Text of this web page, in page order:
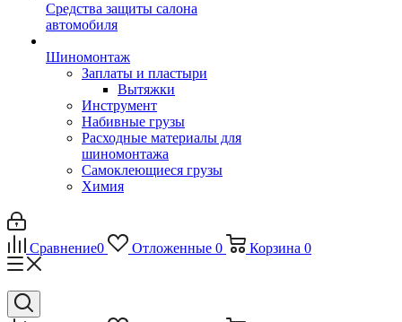
Средства защиты салона
автомобиля
Шиномонтаж
Заплаты и пластыри
Вытяжки
Инструмент
Набивные грузы
Расходные материалы для
шиномонтажа
Самоклеющиеся грузы
Химия
Сравнение0 Отложенные 0 Корзина 0